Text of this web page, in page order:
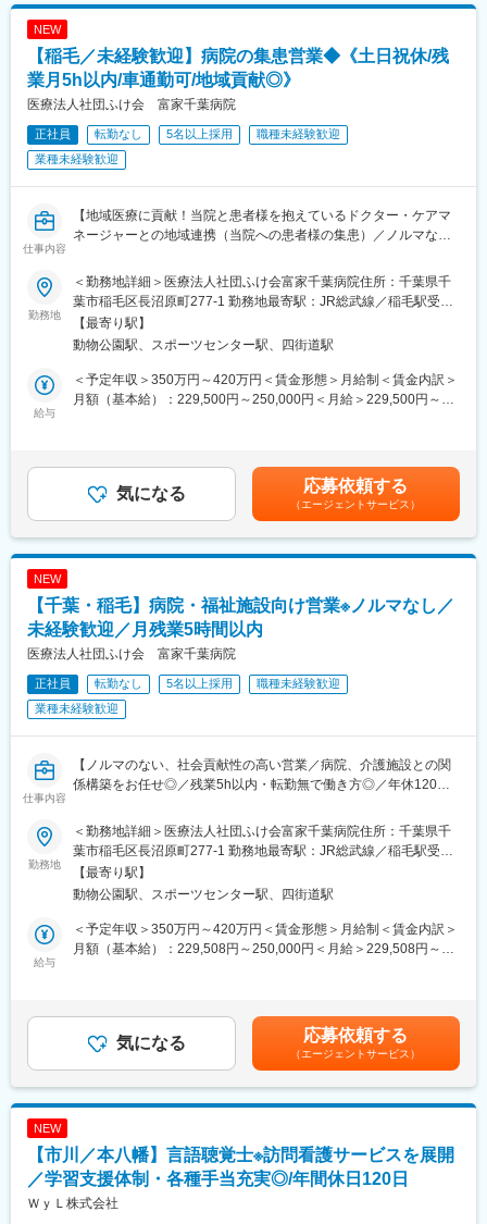
マナーのレクチャー・面接練習対応、企業訪問・面接同行な
・関係機関との連携
・職業訓練の開発・運営補助
・企業に対する人材紹介・マッチング（訓練生・同社運営求人サ
イトの登録会員）
※その他、志向性や前職のご経験を生かして、法人企業への営業活
動（障害者雇用に関するコンサルティング業務）や、広報・マー
ケティング活動など、幅広い業務に携わることができ、多くのス
キルが身につきます。
※「プレ就労移行支援」ともいえる「自立訓練（生活訓練）」で勤
務頂く場合もございます。
■業界未経験の方も多数活躍！
人生経験を活かしてミドルシニアの方、顧客折衝経験を活かして
接客や営業の方など
様々なバックグラウンドを持つスタッフが活躍しております！
■拠点の支援体制
支援員（4名程度）と職業訓練講師（3名程度）で日々20人程度の
模擬職場の中の上司役として指導にあたります
■当社について：
株式会社Kaienは2009年に創業し、「障害 × 強み × 仕事」の領域
で、人材紹介や就労支援を行う日本国内初の企業です。社会情勢
フステージの方を応援し続けています。
一人一人の凸凹を科学的に分析・対策をし発達障害の支援をベー
スとしたアプローチをとり、これまでに2000名以上の就労支援実
績があります。
変更の範囲：会社の定める業務
NEW
【稲毛／未経験歓迎】病院の集患営業◆《土日祝休/残
業月5h以内/車通勤可/地域貢献◎》
医療法人社団ふけ会 富家千葉病院
正社員 転勤なし 5名以上採用
職種未経験歓迎
業種未経験歓迎
仕事内容
【地域医療に貢献！当院と患者様を抱えているドクター・ケアマ
ネージャーとの地域連携（当院への患者様の集患）／ノルマなし
（土日祝）】
【はじめに】
富家グループの医療・介護施設と地域連携を強化の為に、地域の
病院や介護施設の相談員やケアマネジャーに訪問し、患者様をス
ムーズにご紹介頂けるよう関係を強化して頂きます。
【業務詳細】
グループのサービスを提案して頂きます。
【訪問件数／営業スタイル】
■ご提案内容：患者様の誘致を目的とし、患者様に合わせて当院で
受けられるサービスのご説明をしていただきます。
（https://www.fukechiba-hp.jp/）
※基本的には全件事前アポイント
【当ポジションのやりがい】
■各医療従事者が抱えている患者様に併せたトークやご提案をして
ます。提案ではパワーポイントを使用していただくため、資料作
成能力も向上いたします。勿論、地域連携未経験も活躍中です！
もとても高く、やりがいを感じやすいポジションです。
【キャリアパス】
■配属後は正しい評価制度の中で幹部候補を目指していただきま
す。
入職3年で室長にアサインされる社員もおり年齢に関係なく活躍を
評価します。
■また、当ポジションを登竜門として、適性があれば当院の採用担
【働き方／組織構成】
■休日：完全週休2日制（土日祝）／年休120日
■残業時間：ほぼなし（月5時間程）
組めます！
変更の範囲：会社の定める業務
勤務地
＜勤務地詳細＞医療法人社団ふけ会富家千葉病院住所：千葉県千
葉市稲毛区長沼原町277-1 勤務地最寄駅：JR総武線／稲毛駅受動
喫煙対策：敷地内全面禁煙変更の範囲：会社の定める事業所
【最寄り駅】
動物公園駅、スポーツセンター駅、四街道駅
給与
＜予定年収＞350万円～420万円＜賃金形態＞月給制＜賃金内訳＞
月額（基本給）：229,500円～250,000円＜月給＞229,500円～
ります。月給(月額)は固定手当を含めた表記です。
気になる 応募依頼する
（エージェントサービス）
NEW
【千葉・稲毛】病院・福祉施設向け営業※ノルマなし／
未経験歓迎／月残業5時間以内
医療法人社団ふけ会 富家千葉病院
正社員 転勤なし 5名以上採用
職種未経験歓迎
業種未経験歓迎
仕事内容
【ノルマのない、社会貢献性の高い営業／病院、介護施設との関
係構築をお任せ◎／残業5h以内・転勤無で働き方◎／年休120
■業務内容
地域の病院や介護施設に訪問し、患者様が適切な医療を受けられ
るようサポートするポジションです。
医療機関同士の“橋渡し役”として、患者様の受け入れ調整まで一貫
して関わっていただきます。
■この仕事の役割（誰に・何を・どうやって）
・ソーシャルワーカー（病院の相談員）
→ 患者様の情報を持っている方々
▼何を？
・患者様の状況に応じた受け入れ可能条件を丁寧に説明
■この仕事が必要とされる背景
人工呼吸器や透析が必要な方、認知症の方など、受け入れ先が見
勤務地
＜勤務地詳細＞医療法人社団ふけ会富家千葉病院住所：千葉県千
葉市稲毛区長沼原町277-1 勤務地最寄駅：JR総武線／稲毛駅受動
喫煙対策：敷地内全面禁煙変更の範囲：会社の定める事業所
【最寄り駅】
動物公園駅、スポーツセンター駅、四街道駅
給与
＜予定年収＞350万円～420万円＜賃金形態＞月給制＜賃金内訳＞
月額（基本給）：229,508円～250,000円＜月給＞229,508円～
～・室長：600万円～∟実力が評価される環境となっておりま
す。賃金はあくまでも目安の金額であり、選考を通じて上下する
可能性があります。月給(月額)は固定手当を含めた表記です。
気になる 応募依頼する
（エージェントサービス）
NEW
【市川／本八幡】言語聴覚士※訪問看護サービスを展開
／学習支援体制・各種手当充実◎/年間休日120日
ＷｙＬ株式会社